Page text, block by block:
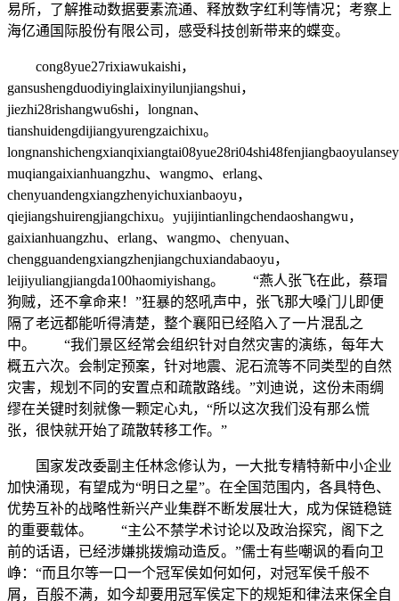
易所，了解推动数据要素流通、释放数字红利等情况；考察上
海亿通国际股份有限公司，感受科技创新带来的蝶变。
cong8yue27rixiawukaishi，
gansushengduodiyinglaixinyilunjiangshui，
jiezhi28rishangwu6shi，longnan、
tianshuidengdijiangyurengzaichixu。
muqiangaixianhuangzhu、wangmo、erlang、
chenyuandengxiangzhenyichuxianbaoyu，
qiejiangshuirengjiangchixu。yujijintianlingchendaoshangwu，
gaixianhuangzhu、erlang、wangmo、chenyuan、
chengguandengxiangzhenjiangchuxiandabaoyu，
leijiyuliangjiangda100haomiyishang。 “燕人张飞在此，蔡瑁
狗贼，还不拿命来！”狂暴的怒吼声中，张飞那大嗓门儿即便
隔了老远都能听得清楚，整个襄阳已经陷入了一片混乱之
中。 “我们景区经常会组织针对自然灾害的演练，每年大
概五六次。会制定预案，针对地震、泥石流等不同类型的自然
灾害，规划不同的安置点和疏散路线。”刘迪说，这份未雨绸
缪在关键时刻就像一颗定心丸，“所以这次我们没有那么慌
张，很快就开始了疏散转移工作。”
国家发改委副主任林念修认为，一大批专精特新中小企业
加快涌现，有望成为“明日之星”。在全国范围内，各具特色、
优势互补的战略性新兴产业集群不断发展壮大，成为保链稳链
的重要载体。 “主公不禁学术讨论以及政治探究，阁下之
前的话语，已经涉嫌挑拨煽动造反。”儒士有些嘲讽的看向卫
峥：“而且尔等一口一个冠军侯如何如何，对冠军侯千般不
屑，百般不满，如今却要用冠军侯定下的规矩和律法来保全自